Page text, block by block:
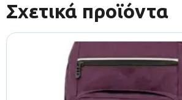
Σχετικά προϊόντα